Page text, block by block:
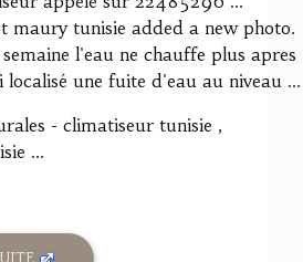
maury tunisie added a new photo.
l'eau ne chauffe plus apres
une fuite d'eau au niveau ...
- climatiseur tunisie ,
...